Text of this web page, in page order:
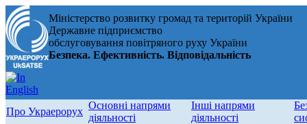
Міністерство розвитку громад та територій України
Державне підприємство
обслуговування повітряного руху України
Безпека. Ефективність. Відповідальність
Про Украерорух
Основні напрями
діяльності
Інші напрями
діяльності